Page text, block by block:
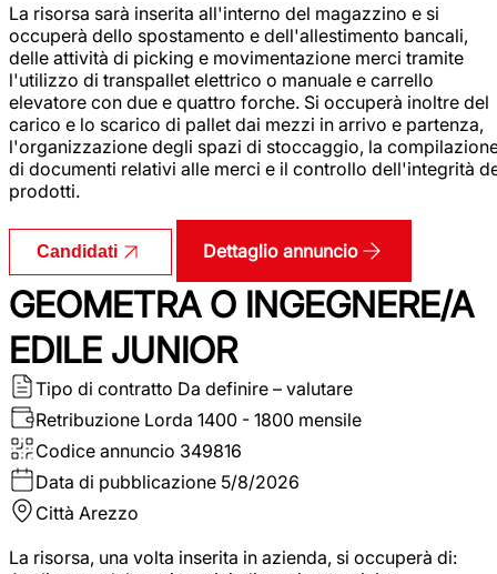
La risorsa sarà inserita all'interno del magazzino e si
occuperà dello spostamento e dell'allestimento bancali,
delle attività di picking e movimentazione merci tramite
l'utilizzo di transpallet elettrico o manuale e carrello
elevatore con due e quattro forche. Si occuperà inoltre del
carico e lo scarico di pallet dai mezzi in arrivo e partenza,
l'organizzazione degli spazi di stoccaggio, la
di documenti relativi alle merci e il controllo dell'integrità
prodotti.
Candidati Dettaglio annuncio
GEOMETRA O INGEGNERE/A
EDILE JUNIOR
Tipo di contratto Da definire – valutare
Retribuzione Lorda 1400 - 1800 mensile
Codice annuncio 349816
Data di pubblicazione 5/8/2026
Città Arezzo
La risorsa, una volta inserita in azienda, si occuperà di: